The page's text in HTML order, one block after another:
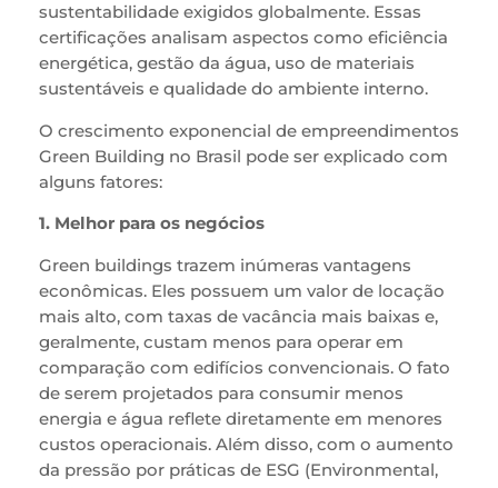
sustentabilidade exigidos globalmente. Essas
certificações analisam aspectos como eficiência
energética, gestão da água, uso de materiais
sustentáveis e qualidade do ambiente interno.
O crescimento exponencial de empreendimentos
Green Building no Brasil pode ser explicado com
alguns fatores:
1. Melhor para os negócios
Green buildings trazem inúmeras vantagens
econômicas. Eles possuem um valor de locação
mais alto, com taxas de vacância mais baixas e,
geralmente, custam menos para operar em
comparação com edifícios convencionais. O fato
de serem projetados para consumir menos
energia e água reflete diretamente em menores
custos operacionais. Além disso, com o aumento
da pressão por práticas de ESG (Environmental,